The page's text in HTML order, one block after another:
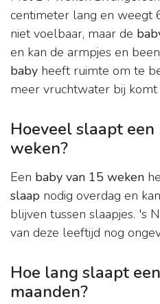
centimeter lang en weegt
niet voelbaar, maar de
en kan de armpjes en
baby heeft ruimte om te
meer vruchtwater bij komt
Hoeveel slaapt een
weken?
Een baby van 15 weken
slaap nodig overdag en
blijven tussen slaapjes. 's
van deze leeftijd nog
Hoe lang slaapt
maanden?